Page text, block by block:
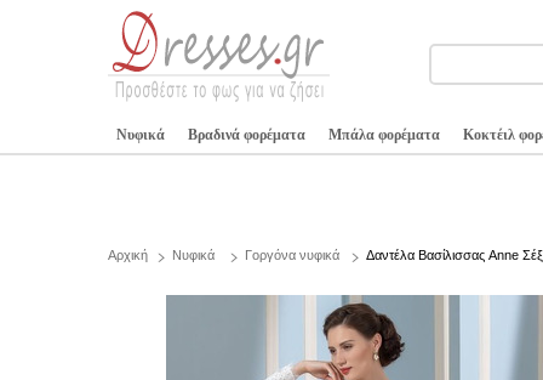
Νυφικά Βραδινά φορέματα Μπάλα φορέματα Κοκτέιλ
Αρχική Νυφικά Γοργόνα νυφικά Δαντέλα Βασίλισσας Anne